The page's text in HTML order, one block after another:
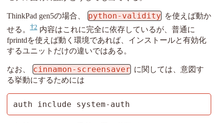
ThinkPad gen5の場合、 python-validity を使えば動か
せる。 2内容はこれに完全に依存しているが、普通に
fprintdを使えば動く環境であれば、インストールと有効化
するユニットだけの違いではある。
なお、 cinnamon-screensaver に関しては、意図す
る挙動にするためには
auth include system-auth